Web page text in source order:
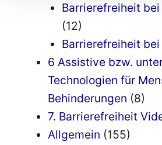
Barrierefreiheit
(12)
Barrierefreiheit
6 Assistive bzw.
Technologien für
Behinderungen (8)
7. Barrierefreiheit
Allgemein (155)